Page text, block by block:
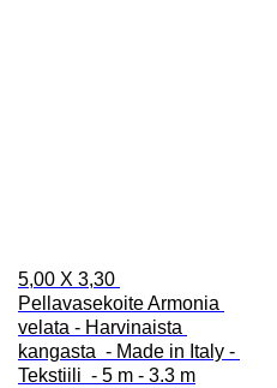
5,00 X 3,30
Pellavasekoite Armonia
velata - Harvinaista
kangasta  - Made in Italy -
Tekstiili  - 5 m - 3.3 m